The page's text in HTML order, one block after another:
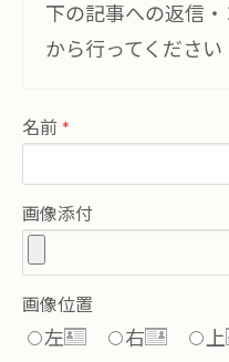
下の記事への返信
から行ってください
名前
画像添付
画像位置
左 右 上